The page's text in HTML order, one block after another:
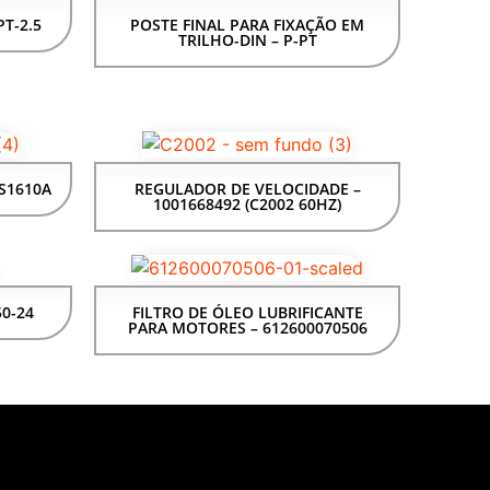
2.5 POSTE FINAL PARA FIXAÇÃO EM
TRILHO-DIN – P-PT
REGULADOR DE VELOCIDADE –
1001668492 (C2002 60HZ)
24 FILTRO DE ÓLEO LUBRIFICANTE
PARA MOTORES – 612600070506